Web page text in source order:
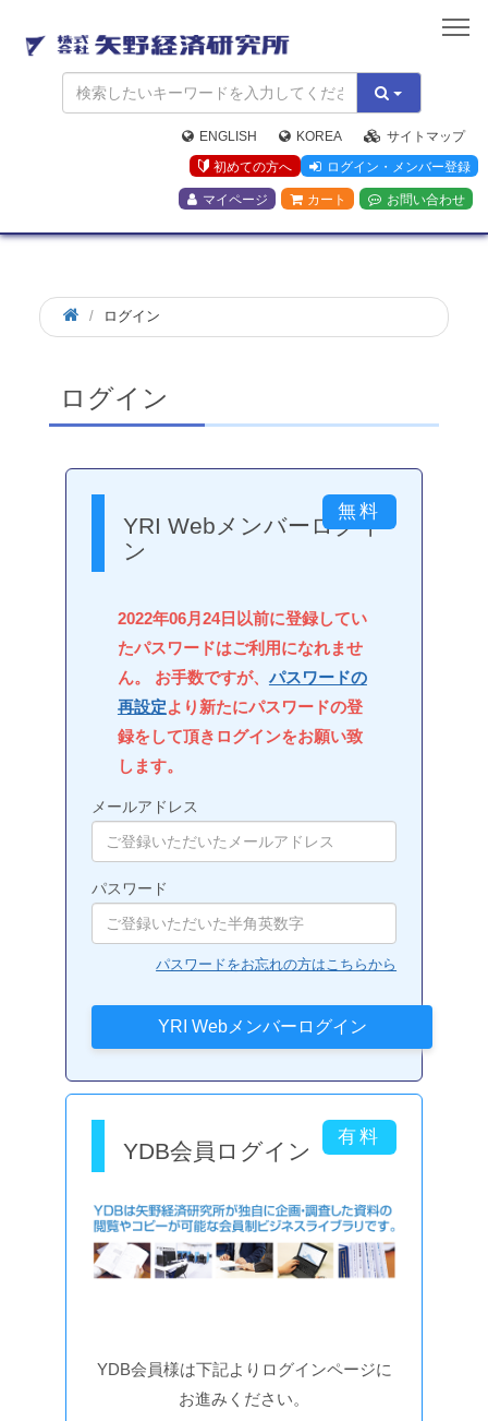
矢
野
経
済
研
究
所
ENGLISH KOREA
サイトマップ
初めての方へ
ログイン・メンバー登録
マイページ カート お問い合わせ
ログイン
ログイン
YRI Webメンバーログイ
ン
2022年06月24日以前に登録してい
たパスワードはご利用になれませ
ん。 お手数ですが、 パスワードの
再設定より新たにパスワードの登
録をして頂きログインをお願い致
します。
メールアドレス
パスワード
パスワードをお忘れの方はこちらから
YDB会員ログイン
YDB会員様は下記よりログインページに
お進みください。